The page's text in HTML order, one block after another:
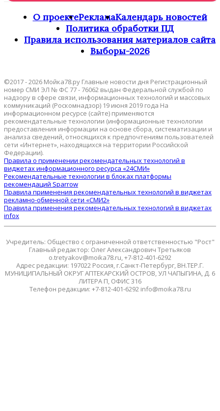
О проектеРекламаКалендарь новостей
Политика обработки ПД
Правила использования материалов сайта
Выборы-2026
©2017 - 2026 Мойка78.ру Главные новости дня Регистрационный
номер СМИ ЭЛ № ФС 77 - 76062 выдан Федеральной службой по
надзору в сфере связи, информационных технологий и массовых
коммуникаций (Роскомнадзор) 19 июня 2019 года На
информационном ресурсе (сайте) применяются
рекомендательные технологии (информационные технологии
предоставления информации на основе сбора, систематизации и
анализа сведений, относящихся к предпочтениям пользователей
сети «Интернет», находящихся на территории Российской
Федерации).
Правила о применении рекомендательных технологий в
виджетах информационного ресурса «24СМИ»
Рекомендательные технологии в блоках платформы
рекомендаций Sparrow
Правила применения рекомендательных технологий в виджетах
рекламно-обменной сети «СМИ2»
Правила применения рекомендательных технологий в виджетах
infox
Учредитель: Общество с ограниченной ответственностью "Рост"
Главный редактор: Олег Александрович Третьяков
o.tretyakov@moika78.ru, +7-812-401-6292
Адрес редакции: 197022 Россия, г.Санкт-Петербург, ВН.ТЕР.Г.
МУНИЦИПАЛЬНЫЙ ОКРУГ АПТЕКАРСКИЙ ОСТРОВ, УЛ ЧАПЫГИНА, Д. 6
ЛИТЕРА П, ОФИС 316
Телефон редакции: +7-812-401-6292 info@moika78.ru